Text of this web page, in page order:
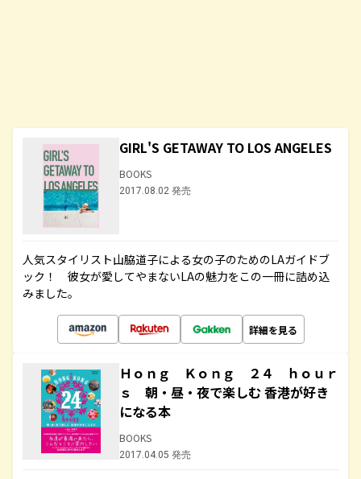
GIRL'S GETAWAY TO LOS ANGELES
BOOKS
2017.08.02 発売
人気スタイリスト山脇道子による女の子のためのLAガイドブ
ック！ 彼女が愛してやまないLAの魅力をこの一冊に詰め込
みました。
詳細を見る
Ｈｏｎｇ Ｋｏｎｇ ２４ ｈｏｕｒ
ｓ 朝・昼・夜で楽しむ 香港が好き
になる本
BOOKS
2017.04.05 発売